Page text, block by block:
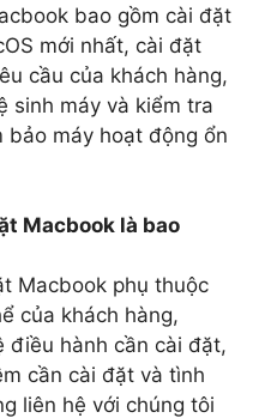
bao gồm cài đặt
mới nhất, cài đặt
cầu của khách hàng,
sinh máy và kiểm tra
máy hoạt động ổn
Macbook là bao
Macbook phụ thuộc
của khách hàng,
điều hành cần cài đặt,
cần cài đặt và tình
liên hệ với chúng tôi